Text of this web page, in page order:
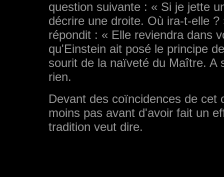
question suivante : « Si je jette
décrire une droite. Où ira-t-elle
répondit : « Elle reviendra dans
qu'Einstein ait posé le prin­cipe
sourit de la naïveté du Maître. A
rien.
Devant des coïncidences de cet
moins pas avant d'avoir fait un
tradition veut dire.